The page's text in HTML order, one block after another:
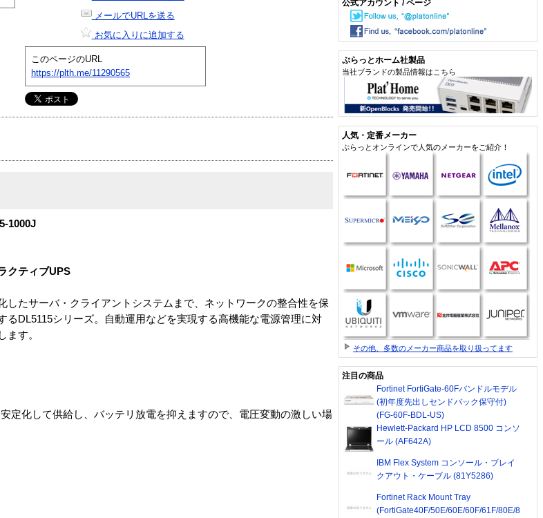
メールでURLを送る
お気に入りに追加する
このページのURL
https://plth.me/11290565
1000J
クティブUPS
たサーバ・クライアントシステムまで、ネットワークの整合性を保
DL5115シリーズ。自動運用などを実現する高機能な電源管理に対
ます。
定化して供給し、バッテリ放電を抑えますので、電圧変動の激しい場
公式アカウント / ページ
ぷらっとホーム社製品
当社ブランドの製品情報はこちら
人気・定番メーカー
ぷらっとオンラインで人気のメーカーをご紹介！
その他、多数のメーカー商品を取り扱ってます
注目の商品
Fortinet FortiGate-60Fバンドルモデル
(初年度先出しセンドバック保守付)
(FG-60F-BDL-US)
Hewlett-Packard HP LCD 8500 コンソ
ール (AF642A)
IBM Flex System コンソール・ブレイ
クアウト・ケーブル (81Y5286)
Fortinet Rack Mount Tray
(FortiGate40F/50E/60E/60F/61F/80E/8